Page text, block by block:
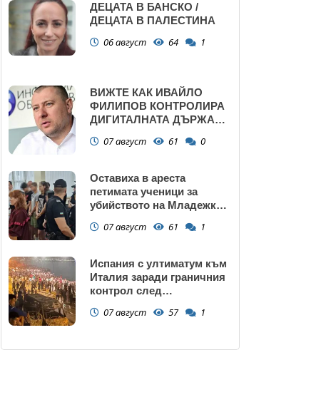
ДЕЦАТА В БАНСКО /
ДЕЦАТА В ПАЛЕСТИНА
06 август 64 1
ВИЖТЕ КАК ИВАЙЛО
ФИЛИПОВ КОНТРОЛИРА
ДИГИТАЛНАТА ДЪРЖАВА
ПРАВИТЕЛСТВОТО?
07 август 61 0
Оставиха в ареста
петимата ученици за
убийството на Младежкия
час, гаврили се с него и го
07 август 61 1
Испания с ултиматум към
Италия заради граничния
контрол след
07 август 57 1